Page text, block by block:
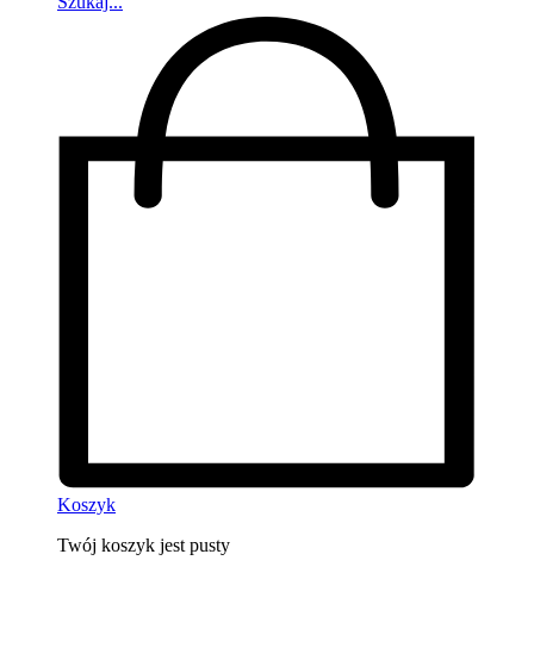
Koszyk
Twój koszyk jest pusty